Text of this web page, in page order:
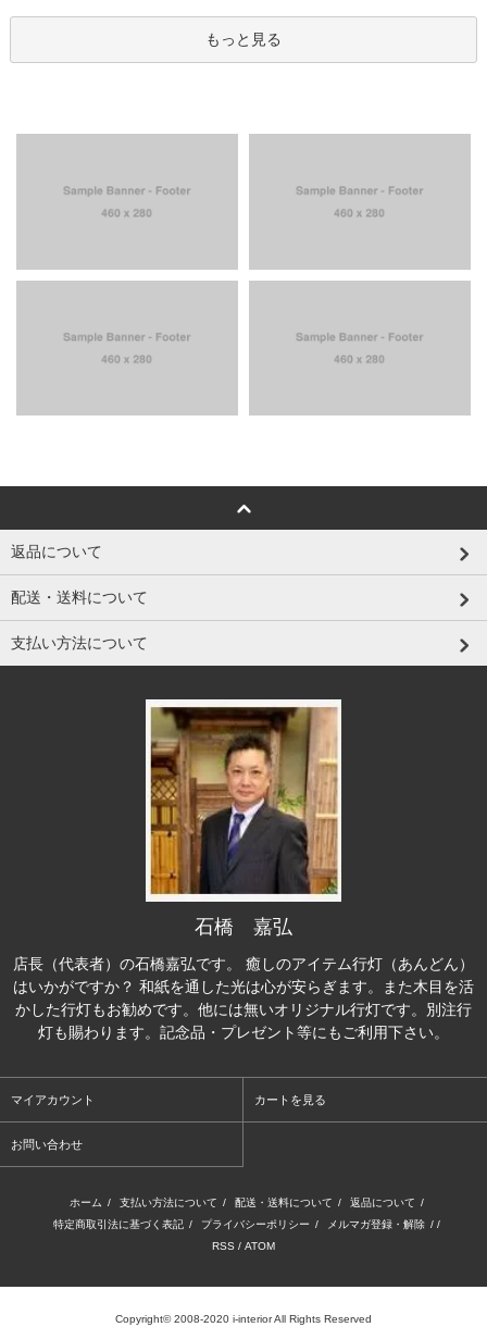
もっと見る
返品について
配送・送料について
支払い方法について
石橋 嘉弘
店長（代表者）の石橋嘉弘です。 癒しのアイテム行灯（あんどん）
はいかがですか？ 和紙を通した光は心が安らぎます。また木目を活
かした行灯もお勧めです。他には無いオリジナル行灯です。別注行
灯も賜わります。記念品・プレゼント等にもご利用下さい。
マイアカウント カートを見る
お問い合わせ
ホーム / 支払い方法について / 配送・送料について / 返品について /
特定商取引法に基づく表記 / プライバシーポリシー / メルマガ登録・解除 / /
RSS / ATOM
Copyright© 2008-2020 i-interior All Rights Reserved